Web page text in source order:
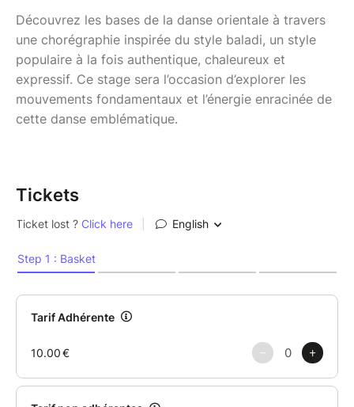
Découvrez les bases de la danse orientale à travers
une chorégraphie inspirée du style baladi, un style
populaire à la fois authentique, chaleureux et
expressif. Ce stage sera l’occasion d’explorer les
mouvements fondamentaux et l’énergie enracinée de
cette danse emblématique.
Tickets